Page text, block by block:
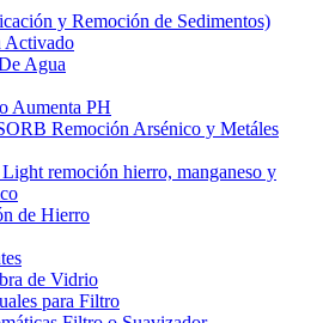
y Remoción de Sedimentos)
Activado
Agua
Aumenta PH
Remoción Arsénico y Metáles
remoción hierro, manganeso y
de Hierro
de Vidrio
para Filtro